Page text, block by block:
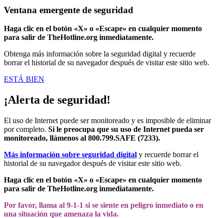
Ventana emergente de seguridad
Haga clic en el botón «X» o «Escape» en cualquier momento
para salir de TheHotline.org inmediatamente.
Obtenga más información sobre la seguridad digital y recuerde
borrar el historial de su navegador después de visitar este sitio web.
ESTÁ BIEN
¡Alerta de seguridad!
El uso de Internet puede ser monitoreado y es imposible de eliminar
por completo. Si le preocupa que su uso de Internet pueda ser
monitoreado, llámenos al 800.799.SAFE (7233).
Más información sobre seguridad digital y recuerde borrar el
historial de su navegador después de visitar este sitio web.
Haga clic en el botón «X» o «Escape» en cualquier momento
para salir de TheHotline.org inmediatamente.
Por favor, llama al 9-1-1 si se siente en peligro inmediato o en
una situación que amenaza la vida.